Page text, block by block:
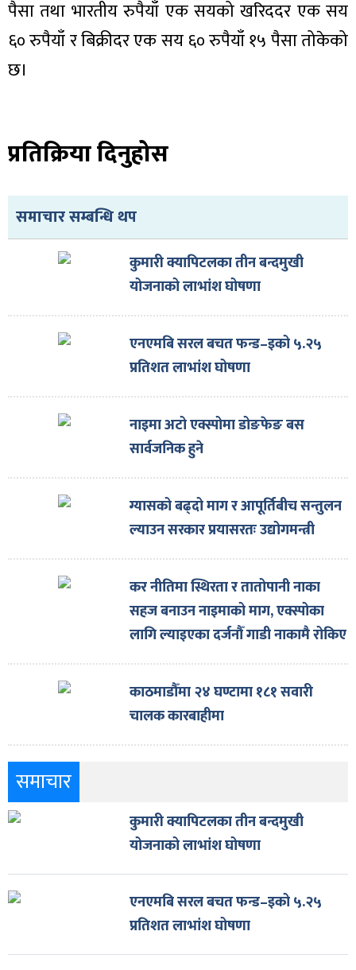
पैसा तथा भारतीय रुपैयाँ एक सयको खरिददर एक सय
६० रुपैयाँ र बिक्रीदर एक सय ६० रुपैयाँ १५ पैसा तोकेको
छ।
प्रतिक्रिया दिनुहोस
समाचार सम्बन्धि थप
कुमारी क्यापिटलका तीन बन्दमुखी
योजनाको लाभांश घोषणा
एनएमबि सरल बचत फन्ड–इको ५.२५
प्रतिशत लाभांश घोषणा
नाइमा अटो एक्स्पोमा डोङफेङ बस
सार्वजनिक हुने
ग्यासको बढ्दो माग र आपूर्तिबीच सन्तुलन
ल्याउन सरकार प्रयासरतः उद्योगमन्त्री
कर नीतिमा स्थिरता र तातोपानी नाका
सहज बनाउन नाइमाको माग, एक्स्पोका
लागि ल्याइएका दर्जनौँ गाडी नाकामै रोकिए
काठमाडौँमा २४ घण्टामा १८१ सवारी
चालक कारबाहीमा
समाचार
कुमारी क्यापिटलका तीन बन्दमुखी
योजनाको लाभांश घोषणा
एनएमबि सरल बचत फन्ड–इको ५.२५
प्रतिशत लाभांश घोषणा